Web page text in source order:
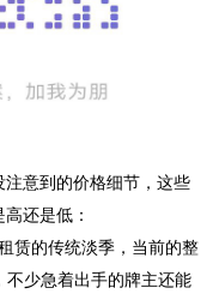
意到的价格细节，这些
还是低：
赁的传统淡季，当前的整
不少急着出手的牌主还能